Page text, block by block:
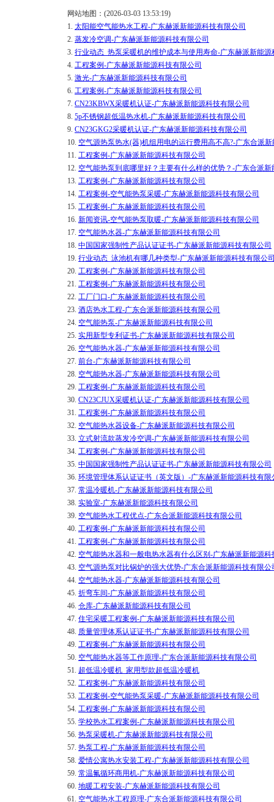
网站地图：(2026-03-03 13:53:19)
1. 太阳能空气能热水工程-广东赫派新能源科技有限公司
2. 蒸发冷空调-广东赫派新能源科技有限公司
3. 行业动态_热泵采暖机的维护成本与使用寿命-广东赫派新能源
4. 工程案例-广东赫派新能源科技有限公司
5. 激光-广东赫派新能源科技有限公司
6. 工程案例-广东赫派新能源科技有限公司
7. CN23KBWX采暖机认证-广东赫派新能源科技有限公司
8. 5p不锈钢超低温热水机-广东赫派新能源科技有限公司
9. CN23GKG2采暖机认证-广东赫派新能源科技有限公司
10. 空气源热泵热水(器)机组用电的运行费用高不高?-广东合派
11. 工程案例-广东赫派新能源科技有限公司
12. 空气能热泵到底哪里好？主要有什么样的优势？-广东合派
13. 工程案例-广东赫派新能源科技有限公司
14. 工程案例-空气能热泵采暖-广东赫派新能源科技有限公司
15. 工程案例-广东赫派新能源科技有限公司
16. 新闻资讯-空气能热泵取暖-广东赫派新能源科技有限公司
17. 空气能热水器-广东赫派新能源科技有限公司
18. 中国国家强制性产品认证证书-广东赫派新能源科技有限公司
19. 行业动态_泳池机有哪几种类型-广东赫派新能源科技有限公
20. 工程案例-广东赫派新能源科技有限公司
21. 工程案例-广东赫派新能源科技有限公司
22. 工厂门口-广东赫派新能源科技有限公司
23. 酒店热水工程-广东合派新能源科技有限公司
24. 空气能热泵-广东赫派新能源科技有限公司
25. 实用新型专利证书-广东赫派新能源科技有限公司
26. 空气能热水器-广东赫派新能源科技有限公司
27. 前台-广东赫派新能源科技有限公司
28. 空气能热水器-广东赫派新能源科技有限公司
29. 工程案例-广东赫派新能源科技有限公司
30. CN23CJUX采暖机认证-广东赫派新能源科技有限公司
31. 工程案例-广东赫派新能源科技有限公司
32. 空气能热水器设备-广东赫派新能源科技有限公司
33. 立式射流款蒸发冷空调-广东赫派新能源科技有限公司
34. 工程案例-广东赫派新能源科技有限公司
35. 中国国家强制性产品认证证书-广东赫派新能源科技有限公司
36. 环境管理体系认证证书（英文版）-广东赫派新能源科技有限
37. 常温冷暖机-广东赫派新能源科技有限公司
38. 实验室-广东赫派新能源科技有限公司
39. 空气能热水工程优点-广东合派新能源科技有限公司
40. 工程案例-广东赫派新能源科技有限公司
41. 工程案例-广东赫派新能源科技有限公司
42. 空气能热水器和一般电热水器有什么区别-广东赫派新能源科
43. 空气源热泵对比锅炉的强大优势-广东合派新能源科技有限公
44. 空气能热水器-广东赫派新能源科技有限公司
45. 折弯车间-广东赫派新能源科技有限公司
46. 仓库-广东赫派新能源科技有限公司
47. 住宅采暖工程案例-广东赫派新能源科技有限公司
48. 质量管理体系认证证书-广东赫派新能源科技有限公司
49. 工程案例-广东赫派新能源科技有限公司
50. 空气能热水器等工作原理-广东合派新能源科技有限公司
51. 超低温冷暖机_家用型款超低温冷暖机
52. 工程案例-广东赫派新能源科技有限公司
53. 工程案例-空气能热泵采暖-广东赫派新能源科技有限公司
54. 工程案例-广东赫派新能源科技有限公司
55. 学校热水工程案例-广东赫派新能源科技有限公司
56. 热泵采暖机-广东赫派新能源科技有限公司
57. 热泵工程-广东赫派新能源科技有限公司
58. 爱情公寓热水安装工程-广东赫派新能源科技有限公司
59. 常温氟循环商用机-广东赫派新能源科技有限公司
60. 地暖工程安装-广东赫派新能源科技有限公司
61. 空气能热水工程原理-广东合派新能源科技有限公司